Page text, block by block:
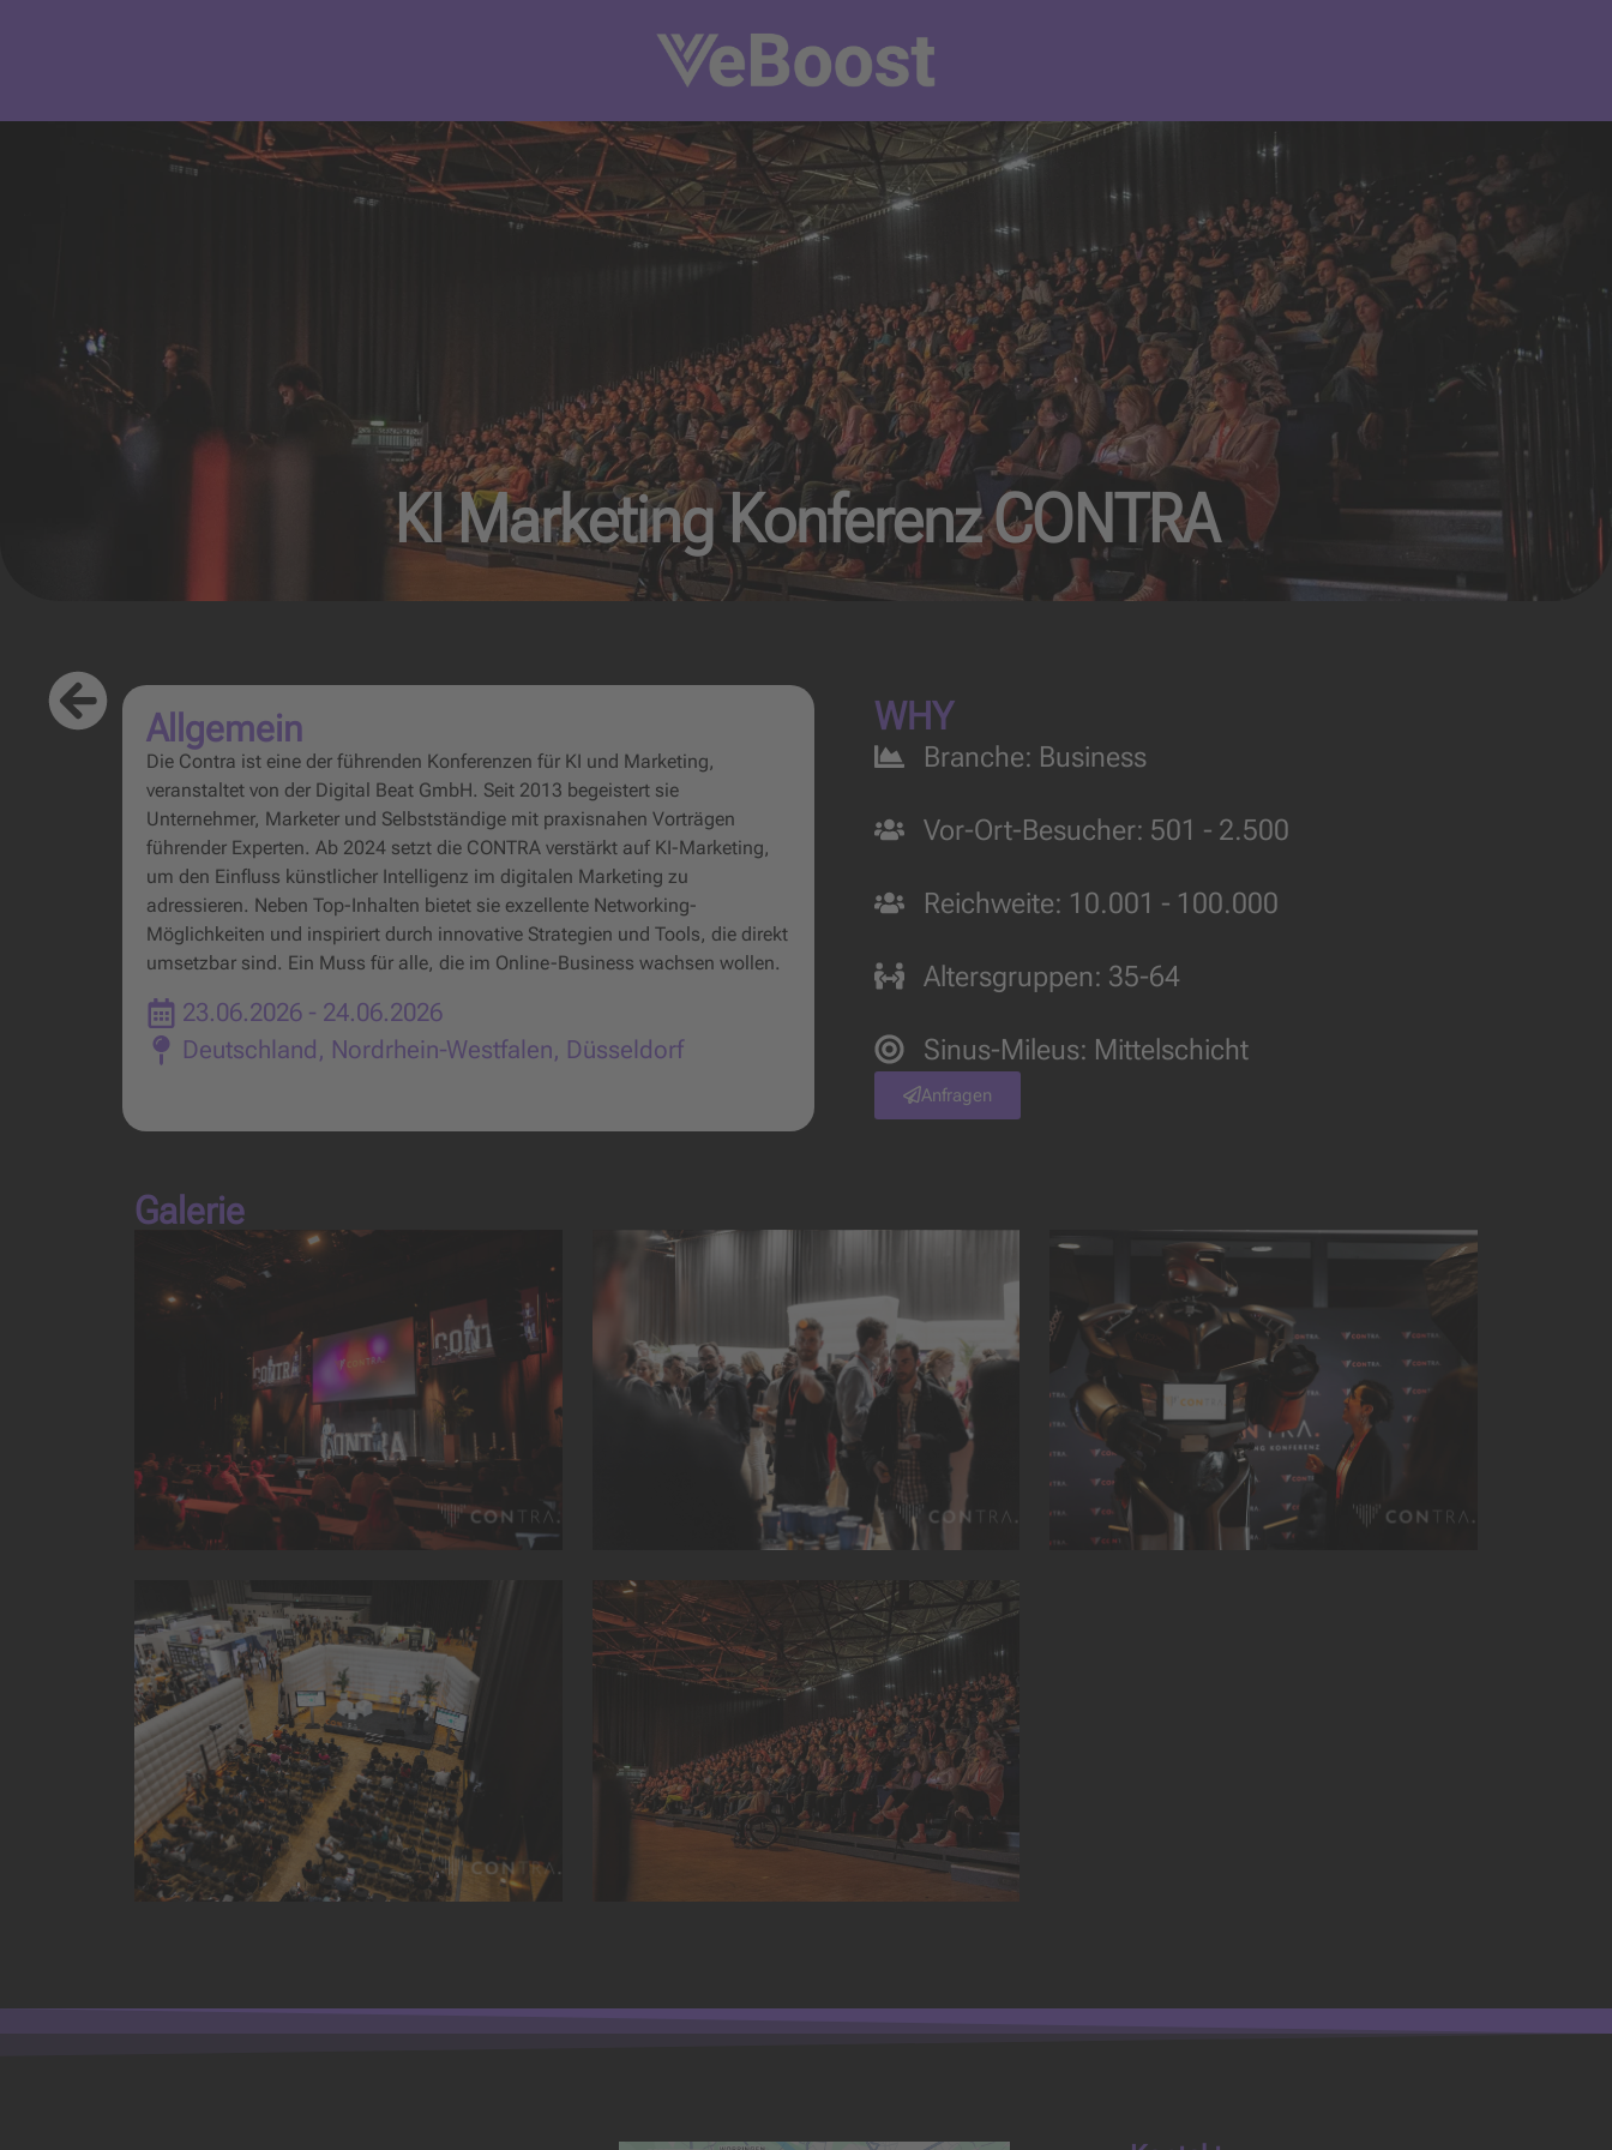
KI Marketing Konferenz CONTRA
Allgemein
Die Contra ist eine der führenden Konferenzen für KI und Marketing,
veranstaltet von der Digital Beat GmbH. Seit 2013 begeistert sie
Unternehmer, Marketer und Selbstständige mit praxisnahen Vorträgen
führender Experten. Ab 2024 setzt die CONTRA verstärkt auf KI-Marketing,
um den Einfluss künstlicher Intelligenz im digitalen Marketing zu
adressieren. Neben Top-Inhalten bietet sie exzellente Networking-
Möglichkeiten und inspiriert durch innovative Strategien und Tools, die direkt
umsetzbar sind. Ein Muss für alle, die im Online-Business wachsen wollen.
23.06.2026 - 24.06.2026
Deutschland , Nordrhein-Westfalen, Düsseldorf
WHY
Branche: Business
Vor-Ort-Besucher: 501 - 2.500
Reichweite: 10.001 - 100.000
Altersgruppen: 35-64
Sinus-Mileus: Mittelschicht
Anfragen
Galerie